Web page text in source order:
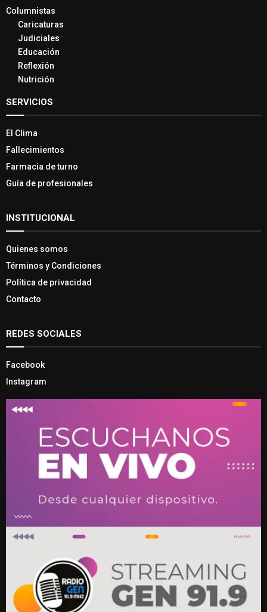
Columnistas
Caricaturas
Judiciales
Educación
Reflexión
Nutrición
SERVICIOS
El Clima
Fallecimientos
Farmacia de turno
Guía de profesionales
INSTITUCIONAL
Quienes somos
Términos y Condiciones
Política de privacidad
Contacto
REDES SOCIALES
Facebook
Instagram